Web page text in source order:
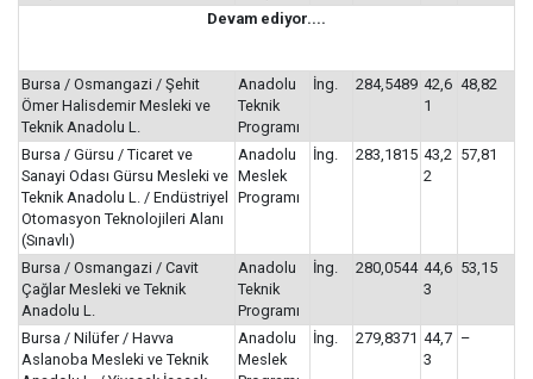
Devam ediyor....
Bursa / Osmangazi / Şehit
Ömer Halisdemir Mesleki ve
Teknik Anadolu L.
Anadolu
Teknik
Programı
İng. 284,5489 42,6
1
48,82
Bursa / Gürsu / Ticaret ve
Sanayi Odası Gürsu Mesleki ve
Teknik Anadolu L. / Endüstriyel
Otomasyon Teknolojileri Alanı
(Sınavlı)
Anadolu
Meslek
Programı
İng. 283,1815 43,2
2
57,81
Bursa / Osmangazi / Cavit
Çağlar Mesleki ve Teknik
Anadolu L.
Anadolu
Teknik
Programı
İng. 280,0544 44,6
3
53,15
Bursa / Nilüfer / Havva
Aslanoba Mesleki ve Teknik
Anadolu
Meslek
İng. 279,8371 44,7
3
–